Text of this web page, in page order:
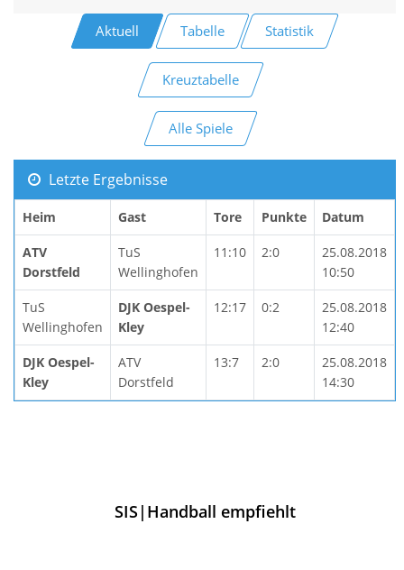
Aktuell Tabelle Statistik
Kreuztabelle
Alle Spiele
Letzte Ergebnisse
Heim Gast Tore Punkte Datum
ATV
Dorstfeld
TuS
Wellinghofen
11:10 2:0
25.08.2018
10:50
TuS
Wellinghofen
DJK Oespel-
Kley
12:17 0:2
25.08.2018
12:40
DJK Oespel-
Kley
ATV
Dorstfeld
13:7 2:0
25.08.2018
14:30
SIS|Handball empfiehlt